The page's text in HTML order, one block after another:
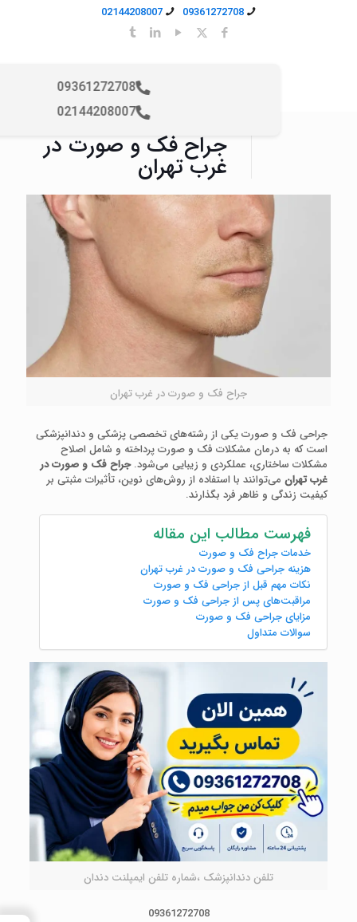
09361272708
02144208007
09361272708
02144208007
جراح فک و صورت در
غرب تهران
جراح فک و صورت در غرب تهران
جراحی فک و صورت یکی از رشته‌های تخصصی پزشکی و دندانپزشکی
است که به درمان مشکلات فک و صورت پرداخته و شامل اصلاح
مشکلات ساختاری، عملکردی و زیبایی می‌شود.جراح فک و صورت در
غرب تهرانمی‌توانند با استفاده از روش‌های نوین، تأثیرات مثبتی بر
کیفیت زندگی و ظاهر فرد بگذارند.
فهرست مطالب این مقاله
خدمات جراح فک و صورت
هزینه جراحی فک و صورت در غرب تهران
نکات مهم قبل از جراحی فک و صورت
مراقبت‌های پس از جراحی فک و صورت
مزایای جراحی فک و صورت
سوالات متداول
تلفن دندانپزشک ،شماره تلفن ایمپلنت دندان
09361272708